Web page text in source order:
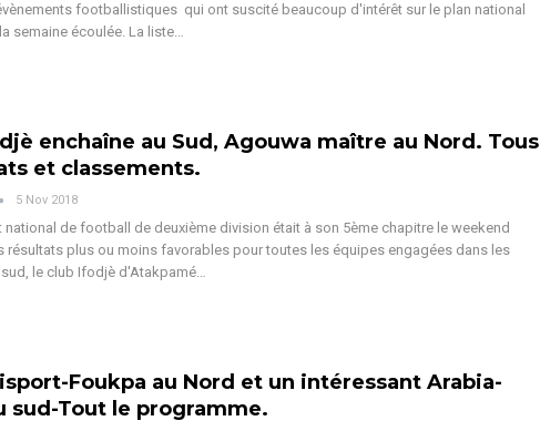
footballistiques qui ont suscité beaucoup d'intérêt sur le plan national
semaine écoulée. La liste…
enchaîne au Sud, Agouwa maître au Nord. Tous
et classements.
5 Nov 2018
national de football de deuxième division était à son 5ème chapitre le weekend
résultats plus ou moins favorables pour toutes les équipes engagées dans les
le club Ifodjè d'Atakpamé…
Foukpa au Nord et un intéressant Arabia-
sud-Tout le programme.